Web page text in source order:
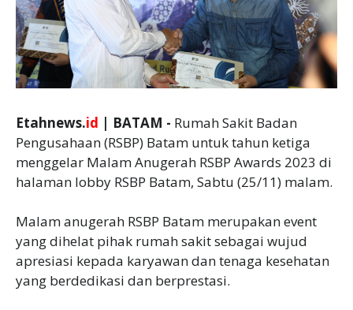
Etahnews.id | BATAM - Rumah Sakit Badan
Pengusahaan (RSBP) Batam untuk tahun ketiga
menggelar Malam Anugerah RSBP Awards 2023 di
halaman lobby RSBP Batam, Sabtu (25/11) malam.
Malam anugerah RSBP Batam merupakan event
yang dihelat pihak rumah sakit sebagai wujud
apresiasi kepada karyawan dan tenaga kesehatan
yang berdedikasi dan berprestasi.